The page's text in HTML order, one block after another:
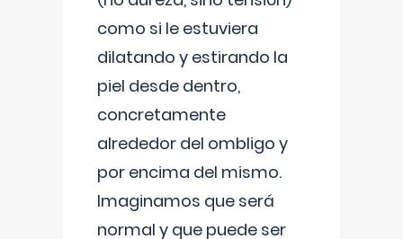
como si le estuviera
dilatando y estirando la
piel desde dentro,
concretamente
alrededor del ombligo y
por encima del mismo.
Imaginamos que será
normal y que puede ser